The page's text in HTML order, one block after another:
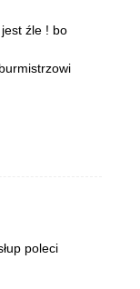
źle ! bo
poleci